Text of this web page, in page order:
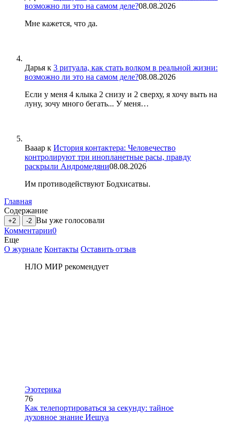
возможно ли это на самом деле?08.08.2026
Мне кажется, что да.
Дарья к 3 ритуала, как стать волком в реальной жизни:
возможно ли это на самом деле?08.08.2026
Если у меня 4 клыка 2 снизу и 2 сверху, я хочу выть на
луну, зочу много бегать... У меня…
Вааар к История контактера: Человечество
контролируют три инопланетные расы, правду
раскрыли Андромедяни08.08.2026
Им противодействуют Бодхисатвы.
Главная
Содержание
+2 -2 Вы уже голосовали
Комментарии0
Еще
О журнале Контакты Оставить отзыв
НЛО МИР рекомендует
Эзотерика
76
Как телепортироваться за секунду: тайное
духовное знание Иешуа